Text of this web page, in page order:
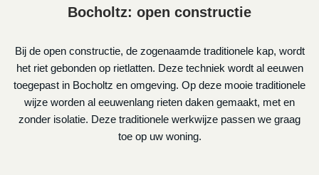
Bocholtz: open constructie
Bij de open constructie, de zogenaamde traditionele kap, wordt
het riet gebonden op rietlatten. Deze techniek wordt al eeuwen
toegepast in Bocholtz en omgeving. Op deze mooie traditionele
wijze worden al eeuwenlang rieten daken gemaakt, met en
zonder isolatie. Deze traditionele werkwijze passen we graag
toe op uw woning.